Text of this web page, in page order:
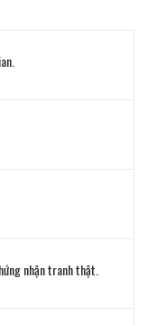
nhận tranh thật.